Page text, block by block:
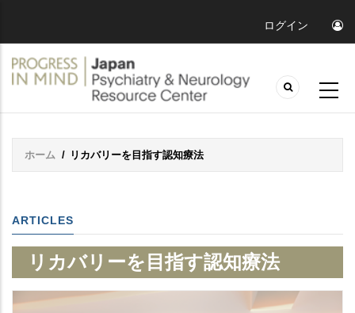
ログイン
Breadcrumb
ホーム / リカバリーを目指す認知療法
ARTICLES
リカバリーを目指す認知療法